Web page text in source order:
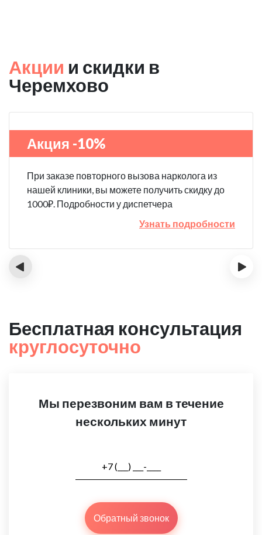
Акции и скидки в
Черемхово
Акция -10%
При заказе повторного вызова нарколога из
нашей клиники, вы можете получить скидку до
1000₽. Подробности у диспетчера
Узнать подробности
‹ ›
Бесплатная консультация
круглосуточно
Мы перезвоним вам в течение
нескольких минут
Обратный звонок